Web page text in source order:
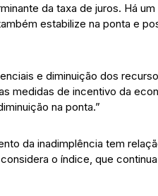
da taxa de juros. Há
estabilize na ponta e
e diminuição dos
medidas de incentivo da
na ponta.”
da inadimplência tem
o índice, que